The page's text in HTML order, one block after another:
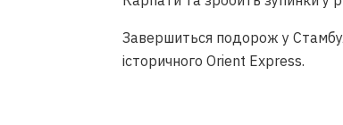
Завершиться подорож у
історичного Orient Express.